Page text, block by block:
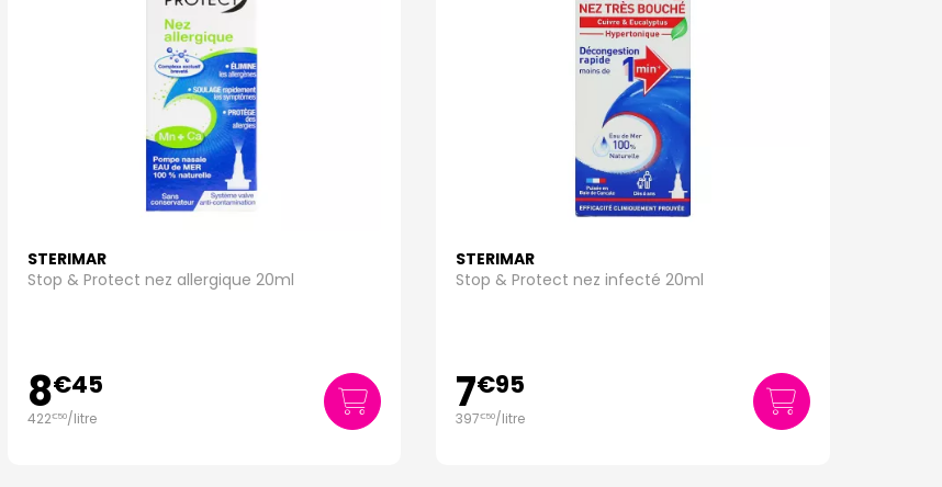
STERIMAR
Stop & Protect nez allergique 20ml
8€45
422€50/litre
STERIMAR
Stop & Protect nez infecté 20ml
7€95
397€50/litre